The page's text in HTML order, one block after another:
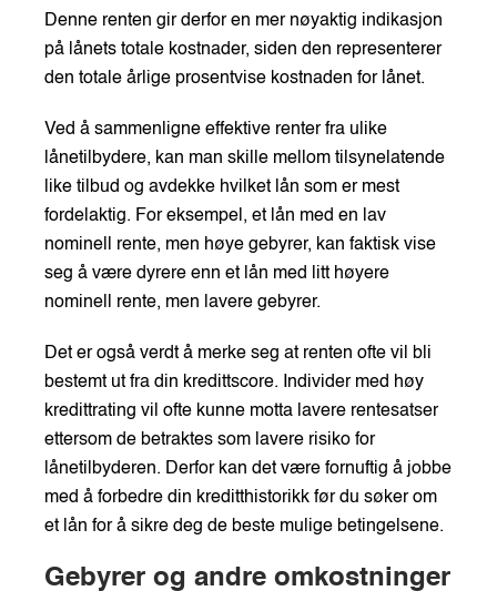
Denne renten gir derfor en mer nøyaktig indikasjon
på lånets totale kostnader, siden den representerer
den totale årlige prosentvise kostnaden for lånet.
Ved å sammenligne effektive renter fra ulike
lånetilbydere, kan man skille mellom tilsynelatende
like tilbud og avdekke hvilket lån som er mest
fordelaktig. For eksempel, et lån med en lav
nominell rente, men høye gebyrer, kan faktisk vise
seg å være dyrere enn et lån med litt høyere
nominell rente, men lavere gebyrer.
Det er også verdt å merke seg at renten ofte vil bli
bestemt ut fra din kredittscore. Individer med høy
kredittrating vil ofte kunne motta lavere rentesatser
ettersom de betraktes som lavere risiko for
lånetilbyderen. Derfor kan det være fornuftig å jobbe
med å forbedre din kreditthistorikk før du søker om
et lån for å sikre deg de beste mulige betingelsene.
Gebyrer og andre omkostninger